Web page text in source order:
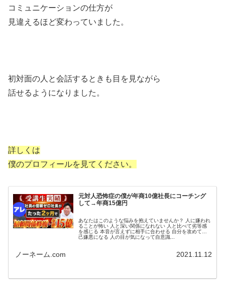
コミュニケーションの仕方が
見違えるほど変わっていました。
初対面の人と会話するときも目を見ながら
話せるようになりました。
詳しくは
僕のプロフィールを見てください。
元対人恐怖症の僕が年商10億社長にコーチング
して→年商15億円
あなたはこのような悩みを抱えていませんか？ 人に嫌われ
ることが怖い 人と深い関係になれない 人と比べて劣等感
を感じる 本音が言えずに相手に合わせる 自分を攻めて自
己嫌悪になる 人の目が気になって自意識...
ノーネーム.com 2021.11.12